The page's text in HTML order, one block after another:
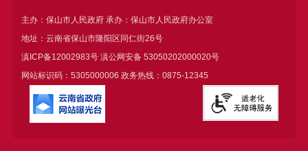
主办：保山市人民政府 承办：保山市人民政府办公室
地址：云南省保山市隆阳区同仁街26号
滇ICP备12002983号滇公网安备 53050202000020号
网站标识码：5305000006 政务热线：0875-12345